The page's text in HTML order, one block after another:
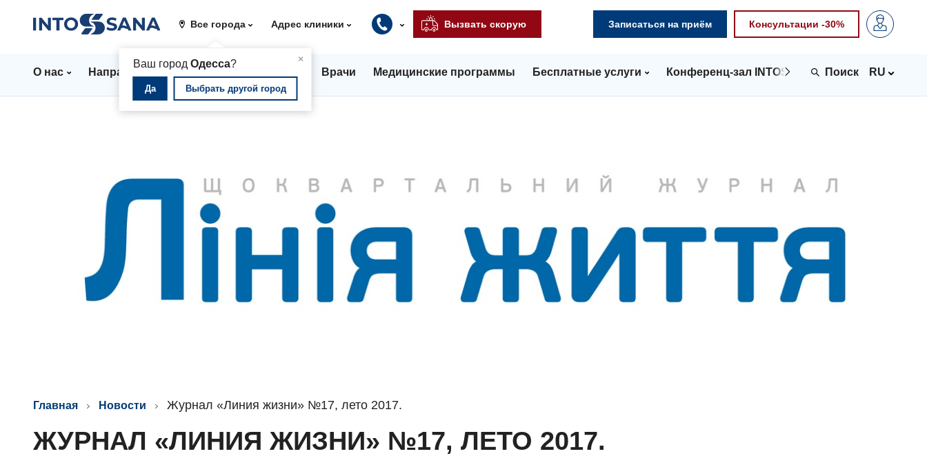
Все города
×
Ваш город Одесса?
Да Выбрать другой город
Адрес клиники Вызвать скорую Записаться на приём Консультации -30%
О нас Направления Стационар Врачи Медицинские программы Бесплатные услуги Конференц-зал INTOSPACE Контакты
RU
Главная Новости Журнал «Линия жизни» №17, лето 2017.
ЖУРНАЛ «ЛИНИЯ ЖИЗНИ» №17, ЛЕТО 2017.